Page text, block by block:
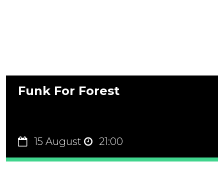
Funk For Forest
15 August 21:00